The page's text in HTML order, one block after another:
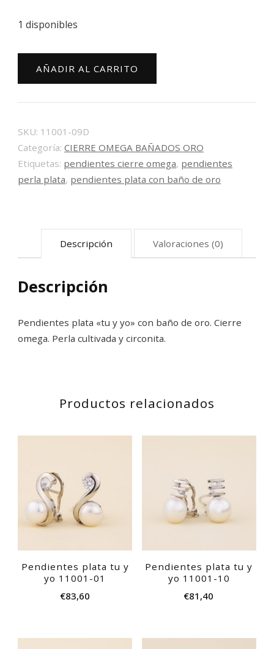
1 disponibles
Pendientes
plata
de
oro
tu
y
AÑADIR AL CARRITO
SKU: 11001-09D
Categoría: CIERRE OMEGA BAÑADOS ORO
Etiquetas: pendientes cierre omega, pendientes
perla plata, pendientes plata con baño de oro
Descripción Valoraciones (0)
Descripción
Pendientes plata «tu y yo» con baño de oro. Cierre
omega. Perla cultivada y circonita.
Productos relacionados
Pendientes plata tu y
yo 11001-01
€83,60
Pendientes plata tu y
yo 11001-10
€81,40